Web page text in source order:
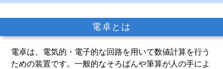
電卓とは
電卓は、電気的・電子的な回路を用いて数値計算を行う
ための装置です。一般的なそろばんや筆算が人の手によ